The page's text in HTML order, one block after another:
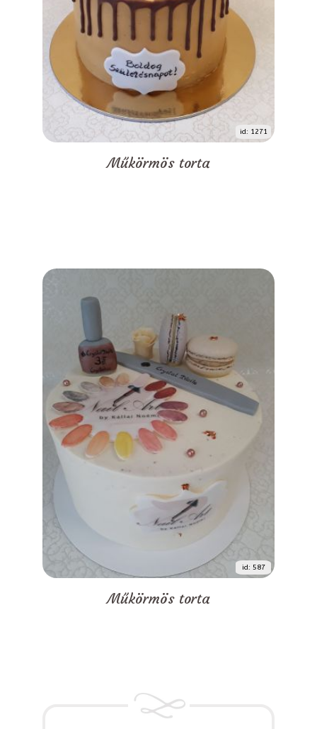
id: 1271
Műkörmös torta
id: 587
Műkörmös torta